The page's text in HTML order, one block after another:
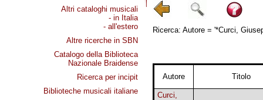
Altri cataloghi musicali
- in Italia
- all'estero
Altre ricerche in SBN
Catalogo della Biblioteca
Nazionale Braidense
Ricerca per incipit
Biblioteche musicali italiane
Ricerca: Autore = '*Curci,
Autore Titolo
Curci,